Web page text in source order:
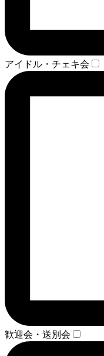
アイドル・チェキ会
歓迎会・送別会